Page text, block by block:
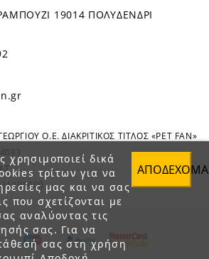
χρησιμοποιεί δικά
τρίτων για να
μας και να σας
που σχετίζονται με
αναλύοντας τις
σας. Για να
σας στη χρήση
19014 ΠΟΛΥΔΕΝΔΡΙ
Ο.Ε. ΔΙΑΚΡΙΤΙΚΟΣ ΤΙΤΛΟΣ «PET FAN»